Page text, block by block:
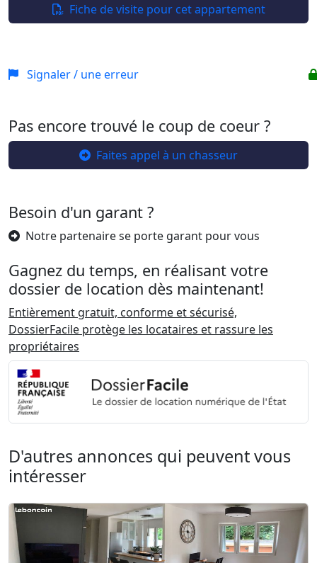
Fiche de visite pour cet appartement
Signaler / une erreur
Pas encore trouvé le coup de coeur ?
Faites appel à un chasseur
Besoin d'un garant ?
Notre partenaire se porte garant pour vous
Gagnez du temps, en réalisant votre
dossier de location dès maintenant!
Entièrement gratuit, conforme et sécurisé,
DossierFacile protège les locataires et rassure les
propriétaires
D'autres annonces qui peuvent vous
intéresser